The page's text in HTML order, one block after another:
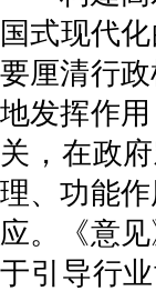
国式现代
要厘清行
地发挥作
关，在政
理、功能
应。《意
于引导行